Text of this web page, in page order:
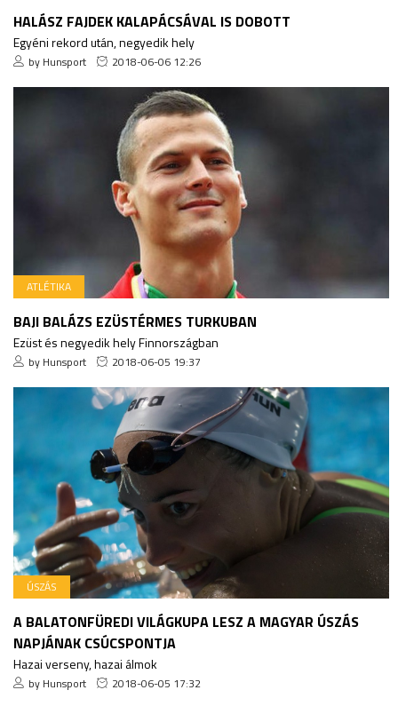
HALÁSZ FAJDEK KALAPÁCSÁVAL IS DOBOTT
Egyéni rekord után, negyedik hely
by Hunsport 2018-06-06 12:26
ATLÉTIKA
BAJI BALÁZS EZÜSTÉRMES TURKUBAN
Ezüst és negyedik hely Finnországban
by Hunsport 2018-06-05 19:37
ÚSZÁS
A BALATONFÜREDI VILÁGKUPA LESZ A MAGYAR ÚSZÁS
NAPJÁNAK CSÚCSPONTJA
Hazai verseny, hazai álmok
by Hunsport 2018-06-05 17:32